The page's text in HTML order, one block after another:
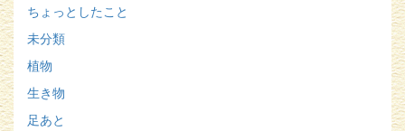
ちょっとしたこと
未分類
植物
生き物
足あと